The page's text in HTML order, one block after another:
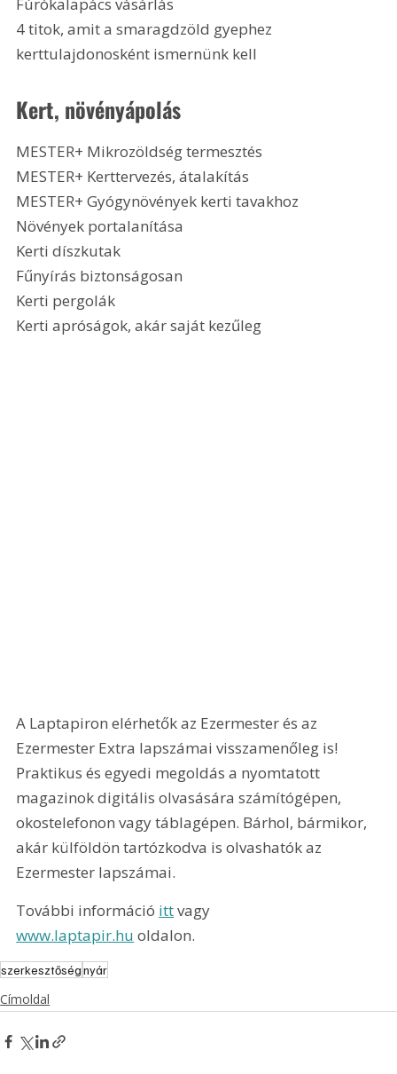
4 titok, amit a smaragdzöld gyephez
kerttulajdonosként ismernünk kell
Kert, növényápolás
MESTER+ Mikrozöldség termesztés
MESTER+ Kerttervezés, átalakítás
MESTER+ Gyógynövények kerti tavakhoz
Növények portalanítása
Kerti díszkutak
Fűnyírás biztonságosan
Kerti pergolák
Kerti apróságok, akár saját kezűleg
A Laptapiron elérhetők az Ezermester és az
Ezermester Extra lapszámai visszamenőleg is!
Praktikus és egyedi megoldás a nyomtatott
magazinok digitális olvasására számítógépen,
okostelefonon vagy táblagépen. Bárhol, bármikor,
akár külföldön tartózkodva is olvashatók az
Ezermester lapszámai.
További információ itt vagy
www.laptapir.hu oldalon.
szerkesztőségnyár
Címoldal